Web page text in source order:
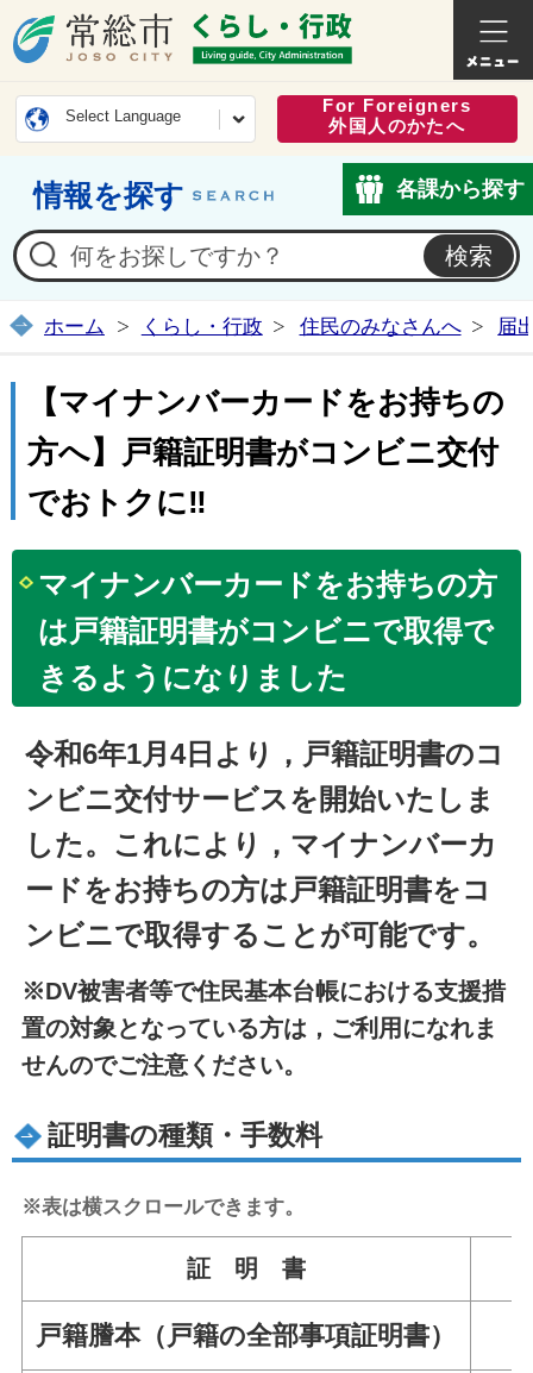
常総市公式ホームページ
くらし
Select Language
For Foreigners
外国人のかたへ
情報を探す 各課から探す
ホーム くらし・行政 住民のみなさんへ 届
【マイナンバーカードをお持ちの
方へ】戸籍証明書がコンビニ交付
でおトクに‼
マイナンバーカードをお持ちの方
は戸籍証明書がコンビニで取得で
きるようになりました
令和6年1月4日より，戸籍証明書のコ
ンビニ交付サービスを開始いたしま
した。これにより，マイナンバーカ
ードをお持ちの方は戸籍証明書をコ
ンビニで取得することが可能です。
※DV被害者等で住民基本台帳における支援措
置の対象となっている方は，ご利用になれま
せんのでご注意ください。
証明書の種類・手数料
※表は横スクロールできます。
証 明 書
戸籍謄本（戸籍の全部事項証明書）